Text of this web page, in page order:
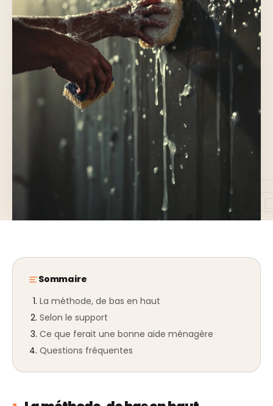
Sommaire
La méthode, de bas en haut
Selon le support
Ce que ferait une bonne aide ménagère
Questions fréquentes